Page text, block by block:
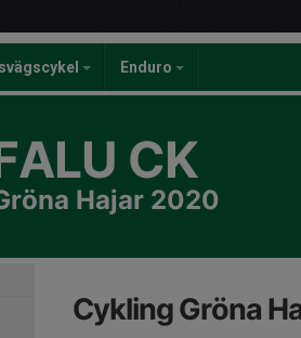
Enduro
CK
Hajar 2020
Cykling Gröna